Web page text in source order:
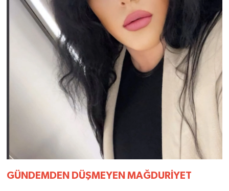
GÜNDEMDEN DÜŞMEYEN MAĞDURİYET